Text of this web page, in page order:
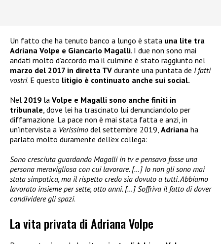
Un fatto che ha tenuto banco a lungo è stata una lite tra
Adriana Volpe e Giancarlo Magalli. I due non sono mai
andati molto d’accordo ma il culmine è stato raggiunto nel
marzo del 2017 in diretta TV durante una puntata de I fatti
vostri. E questo litigio è continuato anche sui social.
Nel 2019 la Volpe e Magalli sono anche finiti in
tribunale , dove lei ha trascinato lui denunciandolo per
diffamazione. La pace non è mai stata fatta e anzi, in
un’intervista a Verissimo del settembre 2019, Adriana ha
parlato molto duramente dell’ex collega:
Sono cresciuta guardando Magalli in tv e pensavo fosse una
persona meravigliosa con cui lavorare. […] Io non gli sono mai
stata simpatica, ma il rispetto credo sia dovuto a tutti. Abbiamo
lavorato insieme per sette, otto anni. […] Soffriva il fatto di dover
condividere gli spazi.
La vita privata di Adriana Volpe